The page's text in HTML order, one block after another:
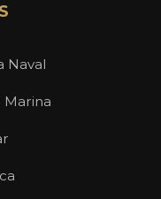
Naval
Marina